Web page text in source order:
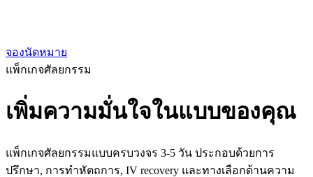
จองนัดหมาย
แพ็กเกจศัลยกรรม
เพิ่มความมั่นใจในแบบของคุณ
แพ็กเกจศัลยกรรมแบบครบวงจร 3-5 วัน ประกอบด้วยการ
ปรึกษา, การทำหัตถการ, IV recovery และทางเลือกด้านความ